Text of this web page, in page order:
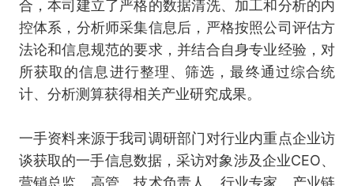
合，本司建立了严格的数据清洗、加工和分析的内
控体系，分析师采集信息后，严格按照公司评估方
法论和信息规范的要求，并结合自身专业经验，对
所获取的信息进行整理、筛选，最终通过综合统
计、分析测算获得相关产业研究成果。
一手资料来源于我司调研部门对行业内重点企业访
谈获取的一手信息数据，采访对象涉及企业CEO、
营销总监、高管、技术负责人、行业专家、产业链